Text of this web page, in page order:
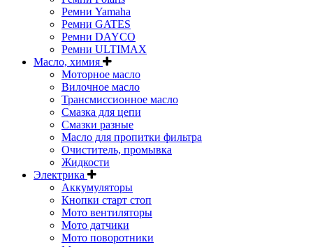
Ремни Yamaha
Ремни GATES
Ремни DAYCO
Ремни ULTIMAX
Масло, химия
Моторное масло
Вилочное масло
Трансмиссионное масло
Смазка для цепи
Смазки разные
Масло для пропитки фильтра
Очиститель, промывка
Жидкости
Электрика
Аккумуляторы
Кнопки старт стоп
Мото вентиляторы
Мото датчики
Мото поворотники